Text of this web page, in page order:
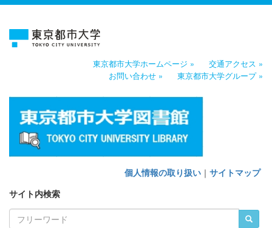
東京都市大学ホームページ »
交通アクセス »
お問い合わせ »
東京都市大学グループ »
個人情報の取り扱い ｜ サイトマップ
サイト内検索